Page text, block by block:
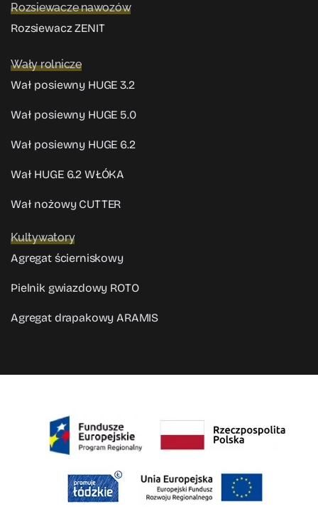
Rozsiewacze nawozów
Rozsiewacz ZENIT
Wały rolnicze
Wał posiewny HUGE 3.2
Wał posiewny HUGE 5.0
Wał posiewny HUGE 6.2
Wał HUGE 6.2 WŁÓKA
Wał nożowy CUTTER
Kultywatory
Agregat ścierniskowy
Pielnik gwiazdowy ROTO
Agregat drapakowy ARAMIS